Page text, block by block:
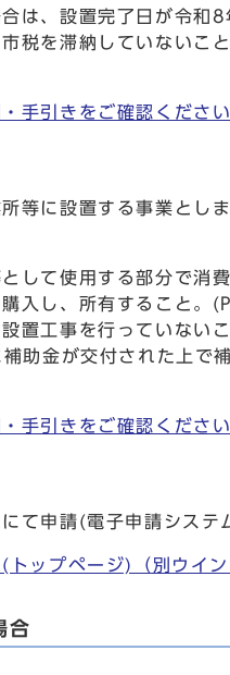
合は、設置完了日が令和
税を滞納していないこと
手引きをご確認ください
等に設置する事業としま
して使用する部分で消
入し、所有すること。
置工事を行っていない
助金が交付された上で
手引きをご確認ください
て申請(電子申請シス
トップページ) （別ウイ
合